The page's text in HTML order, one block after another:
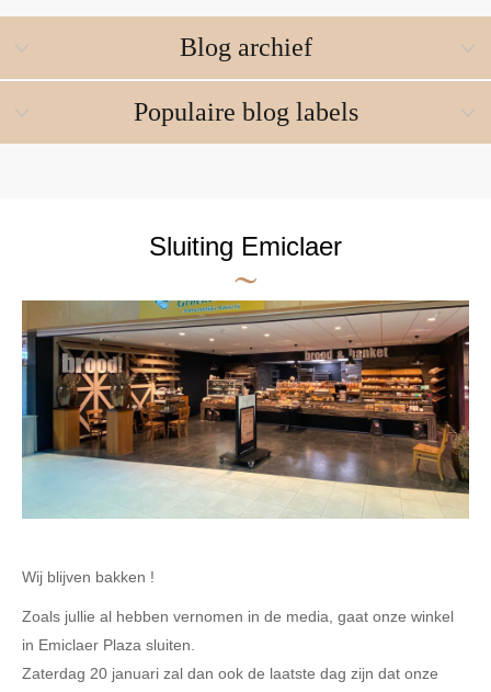
Blog archief
Populaire blog labels
Sluiting Emiclaer
Wij blijven bakken !
Zoals jullie al hebben vernomen in de media, gaat onze winkel
in Emiclaer Plaza sluiten.
Zaterdag 20 januari zal dan ook de laatste dag zijn dat onze